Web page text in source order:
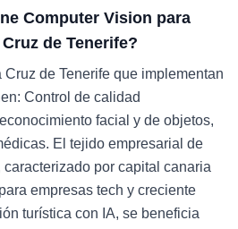
Computer Vision para
de Tenerife?
Cruz de Tenerife que implementan
Control de calidad
facial y de objetos,
El tejido empresarial de
caracterizado por capital canaria
empresas tech y creciente
turística con IA, se beneficia